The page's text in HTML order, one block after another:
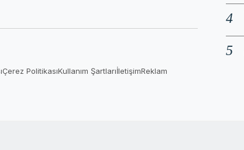
Çerez PolitikasıKullanım ŞartlarıİletişimReklam